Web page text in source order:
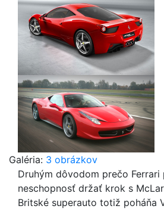
Galéria: 3 obrázkov
Druhým dôvodom prečo
neschopnosť držať krok s
Britské superauto totiž poháňa